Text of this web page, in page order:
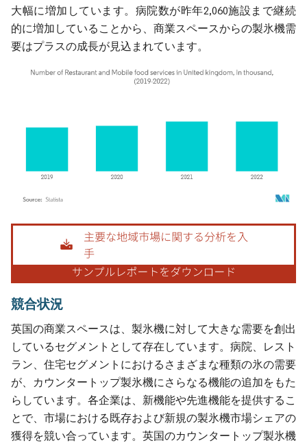
大幅に増加しています。病院数が昨年2,060施設まで継続
的に増加していることから、商業スペースからの製氷機需
要はプラスの成長が見込まれています。
画像 © Mordor Intelligence。再利用にはCC BY 4.0の表示が必要です。
競合状況
英国の商業スペースは、製氷機に対して大きな需要を創出
しているセグメントとして存在しています。病院、レスト
ラン、住宅セグメントにおけるさまざまな種類の氷の需要
が、カウンタートップ製氷機にさらなる機能の追加をもた
らしています。各企業は、新機能や先進機能を提供するこ
とで、市場における既存および新規の製氷機市場シェアの
獲得を競い合っています。英国のカウンタートップ製氷機